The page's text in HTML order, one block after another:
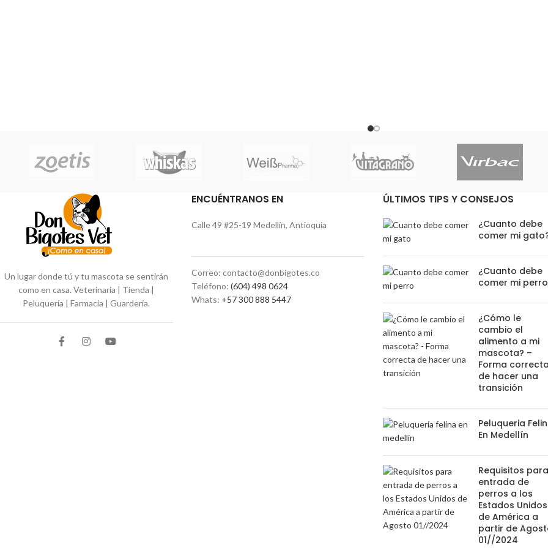
Un lugar donde tú y tu mascota se sentirán
como en casa. Veterinaria | Tienda |
Peluquería | Farmacia | Guardería.
ENCUÉNTRANOS EN
Calle 49 #25-19 Medellín, Antioquia
Correo: contacto@donbigotes.co
Teléfono: (604) 498 0624
Whats: +57 300 888 5447
ÚLTIMOS TIPS Y CONSEJOS
¿Cuanto debe
comer mi
¿Cuanto debe
comer mi
¿Cómo le
cambio el
alimento a mi
mascota? –
Forma correcta
de hacer una
transición
Peluqueria
En Medellín
Requisitos para
entrada de
perros a los
Estados Unidos
de América a
partir de
01//2024